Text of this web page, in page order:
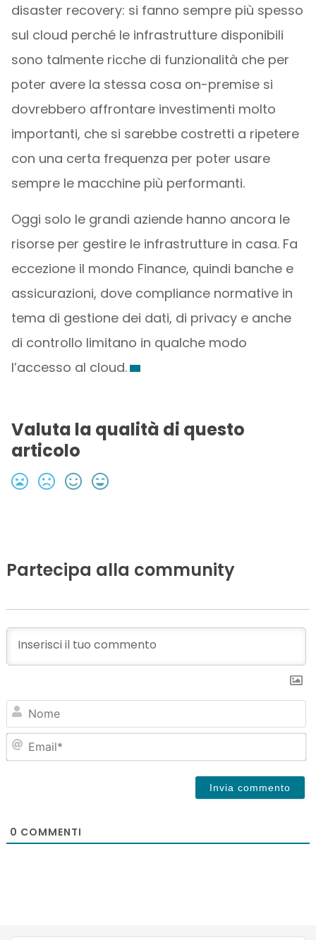
disaster recovery: si fanno sempre più spesso
sul cloud perché le infrastrutture disponibili
sono talmente ricche di funzionalità che per
poter avere la stessa cosa on-premise si
dovrebbero affrontare investimenti molto
importanti, che si sarebbe costretti a ripetere
con una certa frequenza per poter usare
sempre le macchine più performanti.
Oggi solo le grandi aziende hanno ancora le
risorse per gestire le infrastrutture in casa. Fa
eccezione il mondo Finance, quindi banche e
assicurazioni, dove compliance normative in
tema di gestione dei dati, di privacy e anche
di controllo limitano in qualche modo
l’accesso al cloud.
Valuta la qualità di questo
articolo
Partecipa alla community
0 COMMENTI